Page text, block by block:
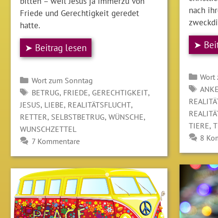
nach
➤
Wort
TIERE,
8
Friede und Gerechtigkeit geredet
hatte.
➤ Beitrag lesen
Kategorien
Wort zum Sonntag
SCHLAGWÖRTER
BETRUG, FRIEDE, GERECHTIGKEIT,
JESUS, LIEBE, REALITÄTSFLUCHT,
RETTER, SELBSTBETRUG,WÜNSCHE,
WUNSCHZETTEL
7 Kommentare